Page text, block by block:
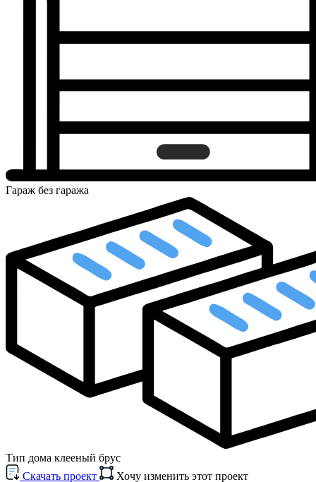
Гараж без гаража
Тип дома клееный брус
Cкачать проект
Хочу изменить этот проект